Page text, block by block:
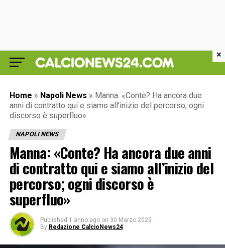
Home » Napoli News » Manna: «Conte? Ha ancora due
anni di contratto qui e siamo all’inizio del percorso; ogni
discorso è superfluo»
NAPOLI NEWS
Manna: «Conte? Ha ancora due anni
di contratto qui e siamo all’inizio del
percorso; ogni discorso è
superfluo»
Published 1 anno ago on 30 Marzo 2025
By Redazione CalcioNews24
×